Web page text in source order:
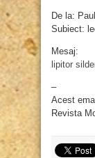
De la:
Subiect:
Mesaj:
lipitor
–
Acest
Revista